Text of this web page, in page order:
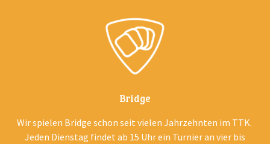
Bridge
Wir spielen Bridge schon seit vielen Jahrzehnten im TTK.
Jeden Dienstag findet ab 15 Uhr ein Turnier an vier bis